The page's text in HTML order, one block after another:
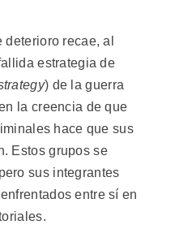
recae, al
estrategia de
) de la guerra
la creencia de que
hace que sus
Estos grupos se
sus integrantes
entre sí en